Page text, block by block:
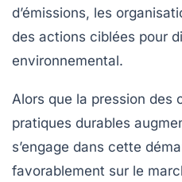
d’émissions, les
des actions ciblées pour
environnemental.
Alors que la pression des
pratiques durables
s’engage dans cette
favorablement sur le